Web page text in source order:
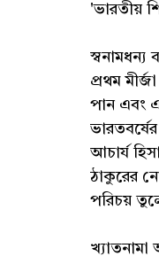
'ভারতীয়
স্বনামধন্য
প্রথম
পান এবং এ
আচার্য
ঠাকুরের
পরিচয়